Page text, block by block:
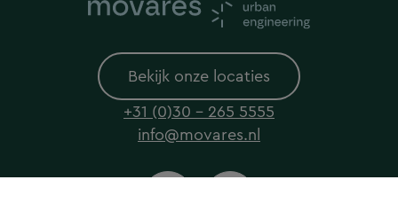
Bekijk onze locaties
+31 (0)30 - 265 5555
info@movares.nl